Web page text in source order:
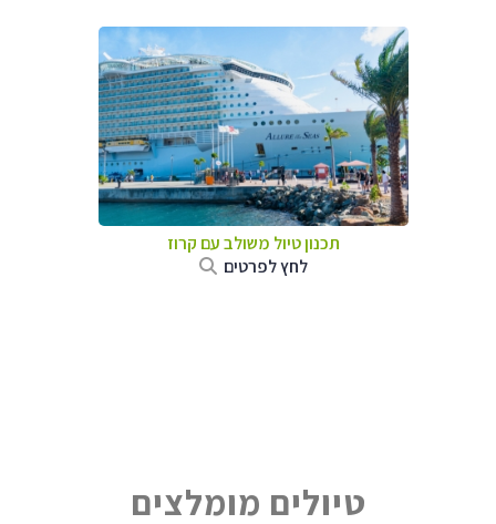
תכנון טיול משולב עם קרוז
לחץ לפרטים
טיולים מומלצים